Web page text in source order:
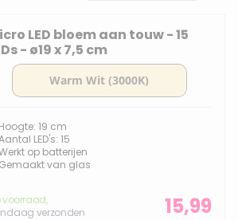
LED bloem aan touw - 15
- ø19 x 7,5 cm
Hoogte: 19 cm
LED's: 15
op batterijen
Gemaakt van glas
voorraad,
verzonden
15,99